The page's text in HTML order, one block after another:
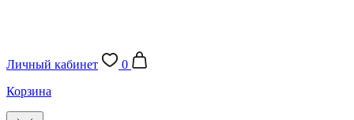
Личный кабинет
0
Корзина